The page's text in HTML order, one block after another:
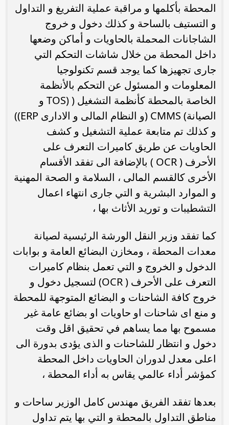
المحطة بأكلمها و مراقبة عملية التفريغ و التداول
و التستيف بالساحة و كذلك دخول و خروج
الشاجانات المحملة بالحاويات و أماكن وضعها
داخل المحطة من خلال شاشات التحكم التي
جارى تجهيزها كما يوجد قسم تكنولوجيا
المعلومات و المسئول عن التحكم بالأنظمة
الخاصة بالمحطة كأنظمة التشغيل ( (TOS و
الصيانة) CMMS (و النظام المالى و الادارى ERP))
و كذلك تم متابعة عملية التشغيل و كشف
الحاويات عن طريق كاميرات التعرف على
الأحرف ( OCR ) بالإضافة الى تفقد الأقسام
الأخرى كالقسم المالى ، السلامة و الصحة المهنية
و الموارد البشرية و التي جارى انتهاء اعمال
التشطيبات و توريد الأثاث بها ،
كما تفقد وزير النقل الورشة الرئيسية لصيانة
معدات المحطة ، ومخازن البضائع العامة و بوابات
الدخول و الخروج و التي تعمل بنظام كاميرات
التعرف على الأحرف ( OCR) لتسجيل دخول و
خروج كافة الشاحنات و البضائع المتوجهة للمحطة
و منع اى شاحنات او حاويات او بضائع عامة غير
مسموح بها مما يساهم في تحقيق اقل وقت
دخول و انتظار للشاحنات و الذى يؤدى بدورة الى
اعلى معدل لدوران الحاويات داخل المحطة
كمؤشر أداء عالمي يقاس به أداء المحطة ،
بعدها تفقد الفريق مهندس كامل الوزير ساحات و
مناطق التداول بالمحطة و التي بها يتم تداول